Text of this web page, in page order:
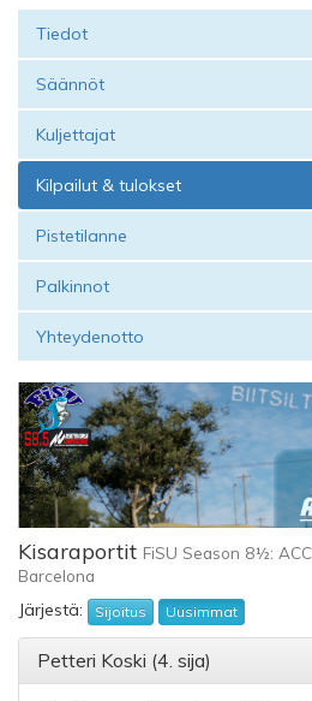
Tiedot
Säännöt
Kuljettajat
Kilpailut & tulokset
Pistetilanne
Palkinnot
Yhteydenotto
Kisaraportit FiSU Season 8½:
Barcelona
Järjestä: Sijoitus Uusimmat
Petteri Koski (4. sija)